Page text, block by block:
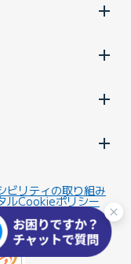
ビリティの取り組み
ルCookieポリシー
ィ基本方針